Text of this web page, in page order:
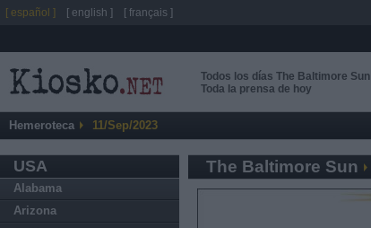
Todos los días The Baltimore Sun
Toda la prensa de hoy
Hemeroteca 11/Sep/2023
USA
Alabama
Arizona
The Baltimore Sun
[ español ] [ english ] [ français ]